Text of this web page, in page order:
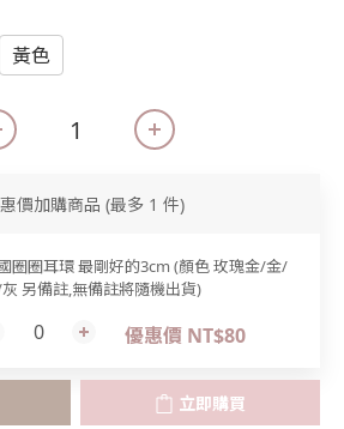
黃色
價加購商品 (最多 1 件)
圈圈耳環 最剛好的3cm (顏色 玫瑰金/金/
另備註,無備註將隨機出貨)
優惠價 NT$80
立即購買